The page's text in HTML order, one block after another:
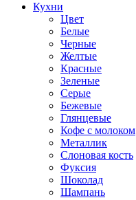
Кухни
Цвет
Белые
Черные
Желтые
Красные
Зеленые
Серые
Бежевые
Глянцевые
Кофе с молоком
Металлик
Слоновая кость
Фуксия
Шоколад
Шампань